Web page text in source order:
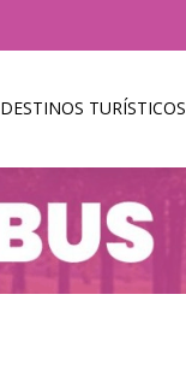
DESTINOS TURÍSTICOS